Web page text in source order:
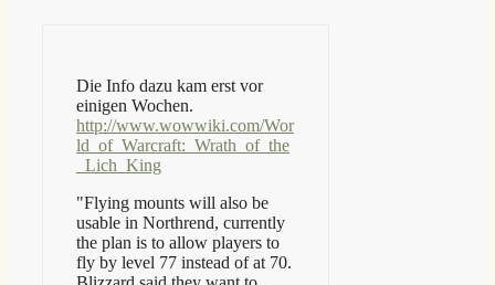
Die Info dazu kam erst vor
einigen Wochen.
http://www.wowwiki.com/Wor
ld_of_Warcraft:_Wrath_of_the
_Lich_King
"Flying mounts will also be
usable in Northrend, currently
the plan is to allow players to
fly by level 77 instead of at 70.